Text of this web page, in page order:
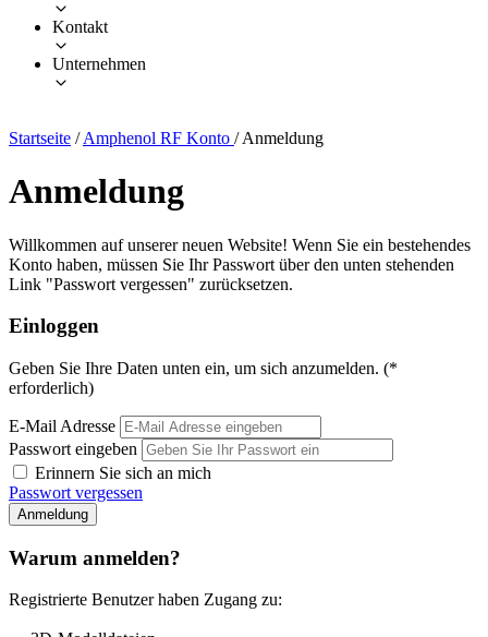
Kontakt
Unternehmen
Startseite / Amphenol RF Konto / Anmeldung
Anmeldung
Willkommen auf unserer neuen Website! Wenn Sie ein bestehendes
Konto haben, müssen Sie Ihr Passwort über den unten stehenden
Link "Passwort vergessen" zurücksetzen.
Einloggen
Geben Sie Ihre Daten unten ein, um sich anzumelden. (*
erforderlich)
E-Mail Adresse
Passwort eingeben
Erinnern Sie sich an mich
Passwort vergessen
Anmeldung
Warum anmelden?
Registrierte Benutzer haben Zugang zu: